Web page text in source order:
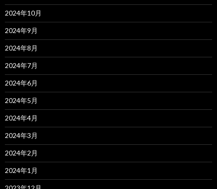
2024年10月
2024年9月
2024年8月
2024年7月
2024年6月
2024年5月
2024年4月
2024年3月
2024年2月
2024年1月